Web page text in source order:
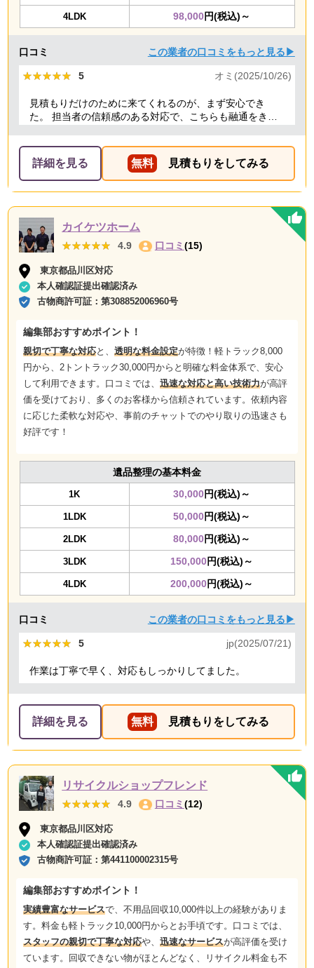
4LDK 98,000円(税込)～
口コミ この業者の口コミをもっと見る▶
★★★★★
★★★★★ 5 オミ(2025/10/26)
見積もりだけのために来てくれるのが、まず安心でき
た。 担当者の信頼感のある対応で、こちらも融通をきか
さり、ありがたかったので満点にしました。
詳細を見る 無料 見積もりをしてみる
カイケツホーム
★★★★★
★★★★★ 4.9 口コミ (15)
東京都品川区対応
本人確認証提出確認済み
古物商許可証：第308852006960号
編集部おすすめポイント！
親切で丁寧な対応と、 透明な料金設定が特徴！軽トラック8,000
円から、2トントラック30,000円からと明確な料金体系で、安心
して利用できます。口コミでは、 迅速な対応と高い技術力が高評
価を受けており、多くのお客様から信頼されています。依頼内容
に応じた柔軟な対応や、事前のチャットでのやり取りの迅速さも
好評です！
遺品整理の基本料金
1K 30,000円(税込)～
1LDK 50,000円(税込)～
2LDK 80,000円(税込)～
3LDK 150,000円(税込)～
4LDK 200,000円(税込)～
口コミ この業者の口コミをもっと見る▶
★★★★★
★★★★★ 5 jp(2025/07/21)
作業は丁寧で早く、対応もしっかりしてました。
詳細を見る 無料 見積もりをしてみる
リサイクルショップフレンド
★★★★★
★★★★★ 4.9 口コミ (12)
東京都品川区対応
本人確認証提出確認済み
古物商許可証：第441100002315号
編集部おすすめポイント！
実績豊富なサービスで、不用品回収10,000件以上の経験がありま
す。料金も軽トラック10,000円からとお手頃です。口コミでは、
スタッフの親切で丁寧な対応や、 迅速なサービスが高評価を受け
ています。回収できない物がほとんどなく、リサイクル料金も不